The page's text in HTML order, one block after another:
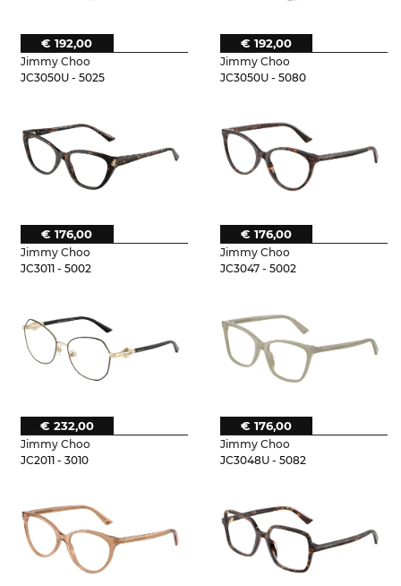
Jimmy Choo
JC3050U - 5025
€ 192,00
Jimmy Choo
JC3050U - 5080
€ 192,00
Jimmy Choo
JC3011 - 5002
€ 176,00
Jimmy Choo
JC3047 - 5002
€ 176,00
Jimmy Choo
JC2011 - 3010
€ 232,00
Jimmy Choo
JC3048U - 5082
€ 176,00